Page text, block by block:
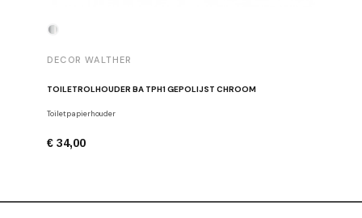
DECOR WALTHER
TOILETROLHOUDER BA TPH1 GEPOLIJST CHROOM
Toiletpapierhouder
€ 34,00